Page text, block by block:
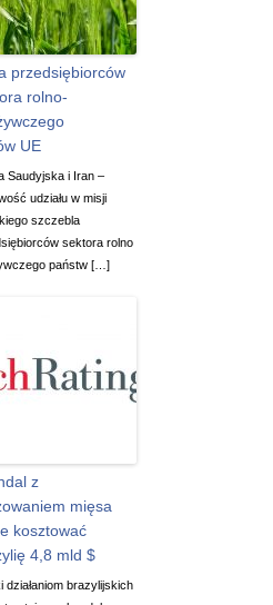
przedsiębiorców
rolno-
UE
Saudyjska i Iran –
udziału w misji
szczebla
sektora rolno
państw […]
z
mięsa
kosztować
4,8 mld $
działaniom brazylijskich